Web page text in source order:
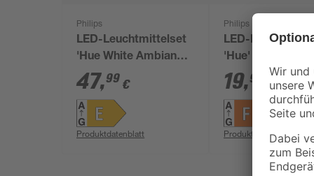
Philips
LED-Leuchtmittelset
'Hue White Ambiance'
dimmbar Reflektor
GU10 4,2 W 400 lm
warmweiß bis
tageslichtweiß 2
Stück
47,99 €
Produktdatenblatt
Philips
LED-
'Hue' dimmbar
5,2 W 400 lm
warmweiß
19,99 €
Produktdatenblatt